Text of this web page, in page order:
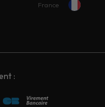
France
: